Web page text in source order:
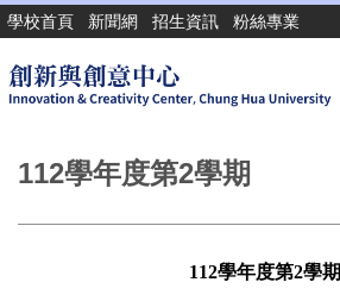
跳
到
主
要
區
學校首頁 新聞網 招生資訊 粉絲專業
112學年度第2學期
112學年度第2學期